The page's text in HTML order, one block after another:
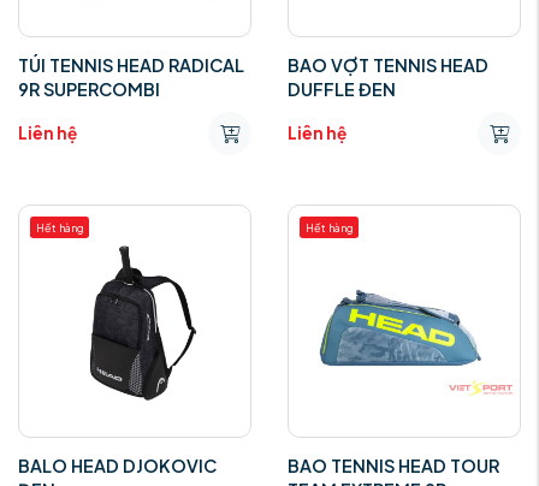
TÚI TENNIS HEAD RADICAL
9R SUPERCOMBI
Liên hệ
BAO VỢT TENNIS HEAD
DUFFLE ĐEN
Liên hệ
Hết hàng
BALO HEAD DJOKOVIC
Hết hàng
BAO TENNIS HEAD TOUR